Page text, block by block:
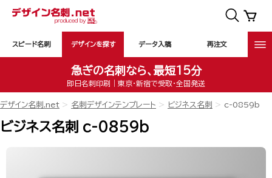
スピード名刺 デザインを探す データ入稿 再注文
急ぎの名刺なら、最短15分
即日名刺印刷｜東京・新宿で受取・全国発送
デザイン名刺.net 名刺デザインテンプレート ビジネス名刺 c-0859b
ビジネス名刺 c-0859b